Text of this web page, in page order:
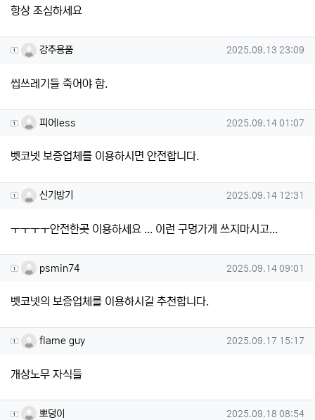
항상 조심하세요
강추용품님의 댓글
강추용품 작성일
2025.09.13 23:09
씹쓰레기들 죽어야 함.
피어less님의 댓글
피어less 작성일
2025.09.14 01:07
벳코넷 보증업체를 이용하시면 안전합니다.
신기방기님의 댓글
신기방기 작성일
2025.09.14 12:31
ㅜㅜㅜㅜ안전한곳 이용하세요 ... 이런 구멍가게 쓰지마시고...
psmin74님의 댓글
psmin74 작성일
2025.09.14 09:01
벳코넷의 보증업체를 이용하시길 추천합니다.
flame guy님의 댓글
flame guy 작성일
2025.09.17 15:17
개상노무 자식들
뽀덩이님의 댓글
뽀덩이 작성일
2025.09.18 08:54